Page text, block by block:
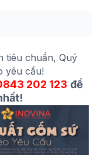
tiêu chuẩn, Quý
yêu cầu!
202 123 để